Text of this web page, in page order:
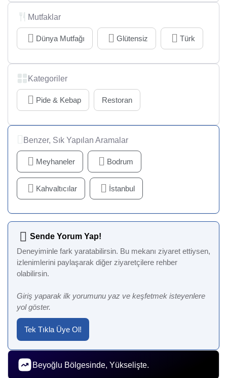
Mutfaklar
Dünya Mutfağı Glütensiz Türk
Kategoriler
Pide & Kebap Restoran
Benzer, Sık Yapılan Aramalar
Meyhaneler Bodrum
Kahvaltıcılar İstanbul
Sende Yorum Yap!
Deneyiminle fark yaratabilirsin. Bu mekanı ziyaret ettiysen,
izlenimlerini paylaşarak diğer ziyaretçilere rehber
olabilirsin.
Giriş yaparak ilk yorumunu yaz ve keşfetmek isteyenlere
yol göster.
Tek Tıkla Üye Ol!
Beyoğlu Bölgesinde, Yükselişte.